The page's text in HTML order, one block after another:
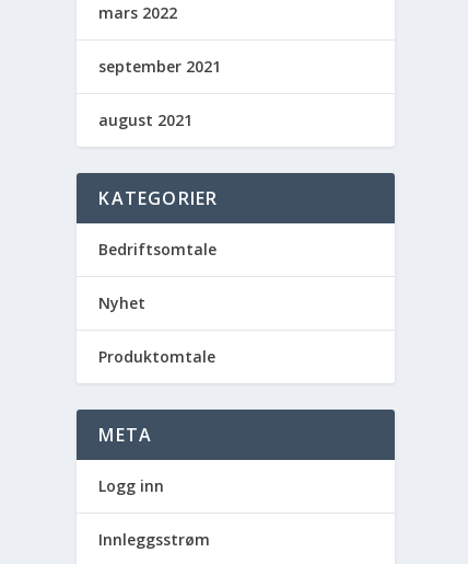
mars 2022
september 2021
august 2021
KATEGORIER
Bedriftsomtale
Nyhet
Produktomtale
META
Logg inn
Innleggsstrøm